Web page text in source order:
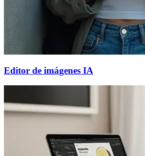
Editor de imágenes IA